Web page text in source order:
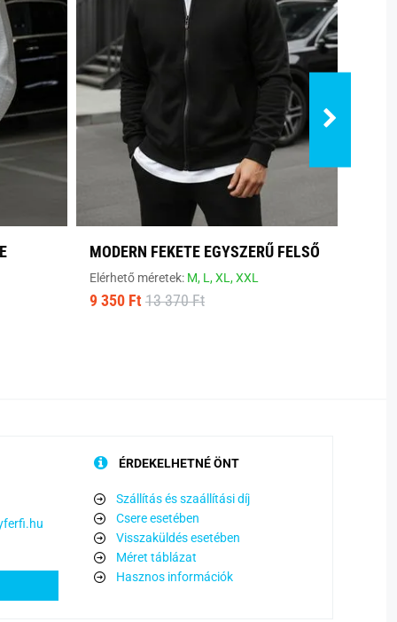
MODERN FEKETE EGYSZERŰ FELSŐ
Elérhető méretek: M, L,XL,XXL
9 350 Ft 13 370 Ft
ÉRDEKELHETNÉ ÖNT
Szállítás és szaállítási díj
Csere esetében
Visszaküldés esetében
Méret táblázat
Hasznos információk